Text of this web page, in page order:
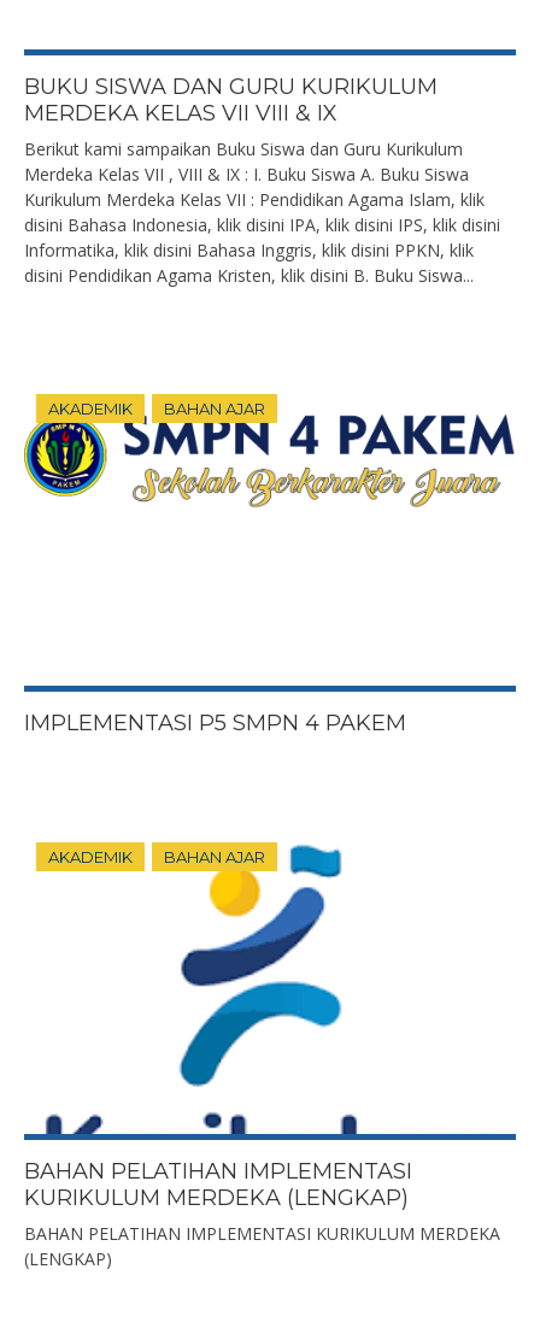
BUKU SISWA DAN GURU KURIKULUM
MERDEKA KELAS VII VIII & IX
Berikut kami sampaikan Buku Siswa dan Guru Kurikulum
Merdeka Kelas VII , VIII & IX : I. Buku Siswa A. Buku Siswa
Kurikulum Merdeka Kelas VII : Pendidikan Agama Islam, klik
disini Bahasa Indonesia, klik disini IPA, klik disini IPS, klik disini
Informatika, klik disini Bahasa Inggris, klik disini PPKN, klik
disini Pendidikan Agama Kristen, klik disini B. Buku Siswa...
AKADEMIK BAHAN AJAR
IMPLEMENTASI P5 SMPN 4 PAKEM
AKADEMIK BAHAN AJAR
BAHAN PELATIHAN IMPLEMENTASI
KURIKULUM MERDEKA (LENGKAP)
BAHAN PELATIHAN IMPLEMENTASI KURIKULUM MERDEKA
(LENGKAP)